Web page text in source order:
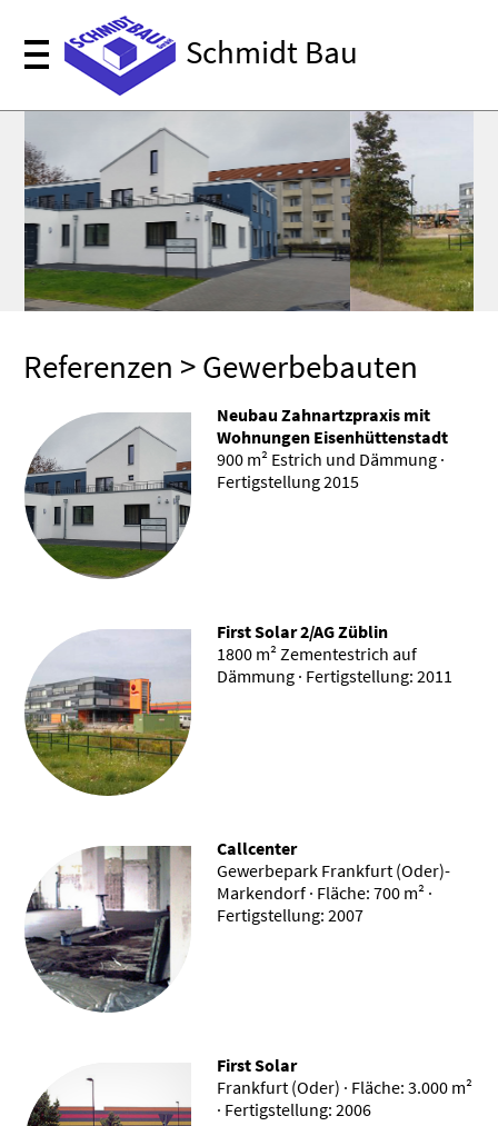
Schmidt Bau
Referenzen > Gewerbebauten
Neubau Zahnartzpraxis mit
Wohnungen Eisenhüttenstadt
900 m² Estrich und Dämmung ·
Fertigstellung 2015
First Solar 2/AG Züblin
1800 m² Zementestrich auf
Dämmung · Fertigstellung: 2011
Callcenter
Gewerbepark Frankfurt (Oder)-
Markendorf · Fläche: 700 m² ·
Fertigstellung: 2007
First Solar
Frankfurt (Oder) · Fläche: 3.000 m²
· Fertigstellung: 2006